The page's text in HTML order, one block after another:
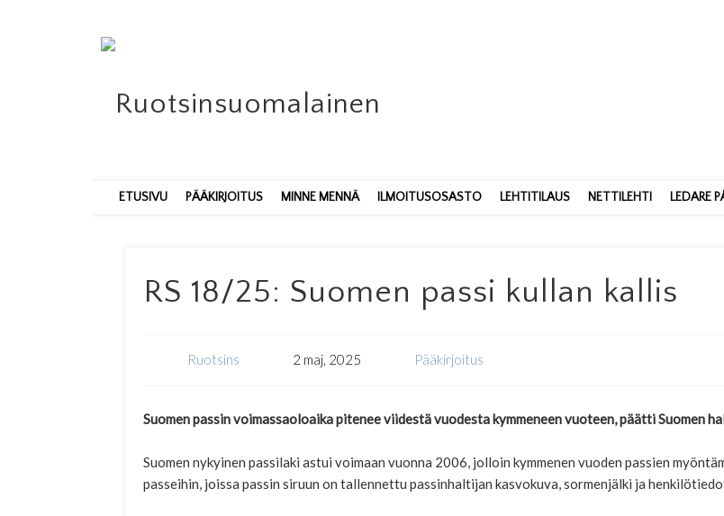
ETUSIVU PÄÄKIRJOITUS MINNE MENNÄ ILMOITUSOSASTO LEHTITILAUS NETTILEHTI LEDARE
RS 18/25: Suomen passi kullan kallis
Ruotsins 2 maj, 2025 Pääkirjoitus
Suomen passin voimassaoloaika pitenee viidestä vuodesta kymmeneen vuoteen, päätti Suomen
Suomen nykyinen passilaki astui voimaan vuonna 2006, jolloin kymmenen vuoden passien
passeihin, joissa passin siruun on tallennettu passinhaltijan kasvokuva, sormenjälki ja